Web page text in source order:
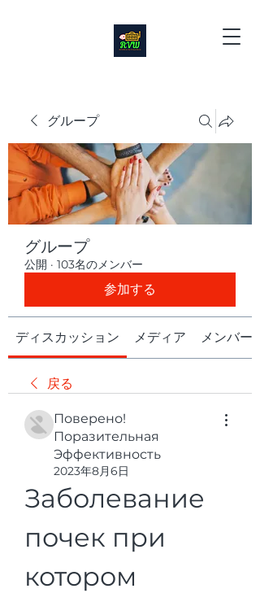
グループ
グループ
公開 · 103名のメンバー
参加する
ディスカッション メディア メンバー
戻る
Поверено!
Поразительная
Эффективность
2023年8月6日
Заболевание
почек при
котором